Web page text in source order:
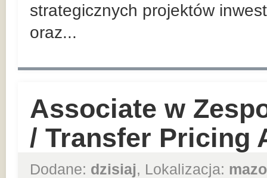
strategicznych projektów
oraz...
Associate w
/ Transfer Pricing
Dodane: dzisiaj, Lokalizacja: